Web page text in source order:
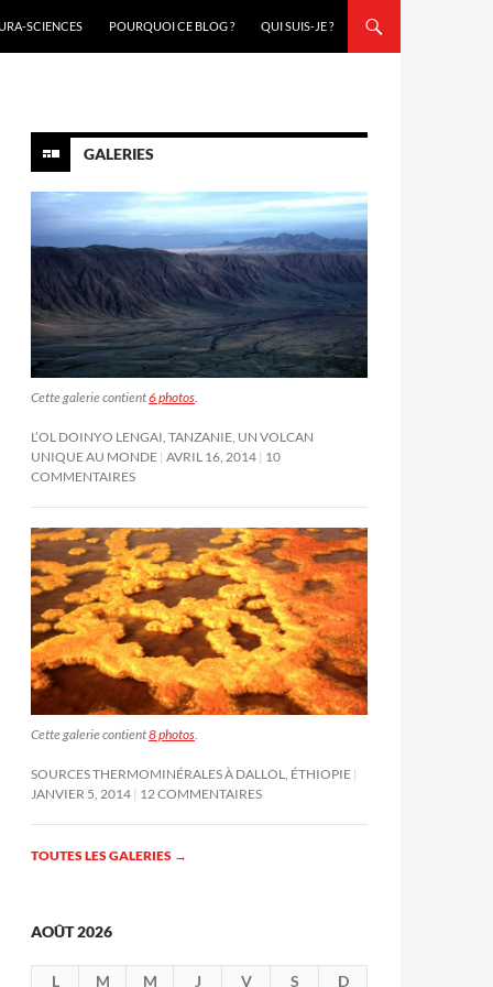
SCIENCES
POURQUOI CE BLOG ? QUI SUIS-JE ?
GALERIES
Cette galerie contient6 photos.
L’OL DOINYO LENGAI, TANZANIE, UN VOLCAN
UNIQUE AU MONDE AVRIL 16, 2014 10
COMMENTAIRES
Cette galerie contient8 photos
SOURCES THERMOMINÉRALES À DALLOL, ÉTHIOPIE
JANVIER 5, 2014 12 COMMENTAIRES
TOUTES LES GALERIES →
AOÛT 2026
L M M J V S
D